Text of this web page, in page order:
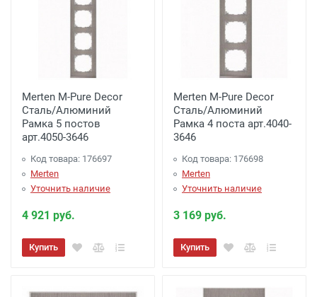
заказе на сумму от 2000 рублей до 4000
рублей)
Доставка по г. Калуге, заказ более 3000
Доставка г. Калуга (самовывоз из офиса)
заказ менее 3000 рублей. -100 рублей.
Акция: Доставка до: Малоярославец,
Обнинск, Балабаново - Бесплатно
заказе более 3000 рублей), до подъезда;
менее 3000 рублей. -
300 рублей
Акция: Доставка до: Наро-Фоминск,
Бесплатно(при заказе более 7000 рублей),
Merten M-Pure Decor
Сталь/Алюминий
Рамка 5 постов
арт.4050-3646
Код товара: 176697
Merten
Уточнить наличие
4 921 руб.
Купить
Merten M-Pure Decor
Сталь/Алюминий
Рамка 4 поста арт.4040-
3646
Код товара: 176698
Merten
Уточнить наличие
3 169 руб.
Купить